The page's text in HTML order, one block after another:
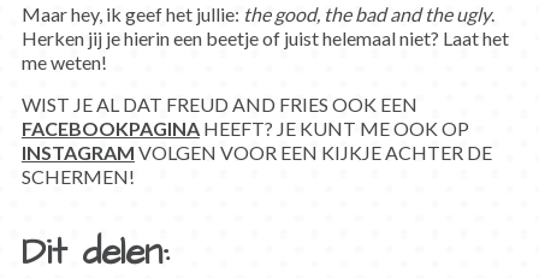
Maar hey, ik geef het jullie: the good, the bad and the ugly.
Herken jij je hierin een beetje of juist helemaal niet? Laat het
me weten!
WIST JE AL DAT FREUD AND FRIES OOK EEN
FACEBOOKPAGINAHEEFT? JE KUNT ME OOK OP
INSTAGRAM VOLGEN VOOR EEN KIJKJE ACHTER DE
SCHERMEN!
Dit delen: